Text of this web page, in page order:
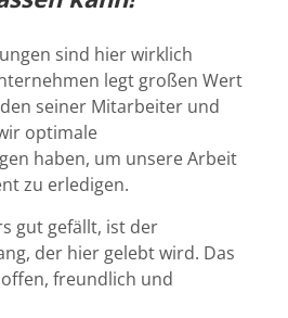
sind hier wirklich
legt großen Wert
seiner Mitarbeiter und
optimale
haben, um unsere Arbeit
zu erledigen.
gut gefällt, ist der
der hier gelebt wird. Das
freundlich und